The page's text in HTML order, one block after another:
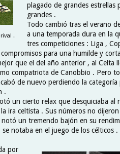
.
plagado de grandes estrellas
grandes .
Todo cambió tras el verano
a una temporada dura en la
tres competiciones : Liga ,
para una humilde y
que el del año anterior , al Celta
compatriota de Canobbio . Pero
de nuevo perdiendo la categoría
.
un cierto relax que desquiciaba al
ira celtista . Sus números no
un tremendo bajón en su
notaba en el juego de los célticos .
por